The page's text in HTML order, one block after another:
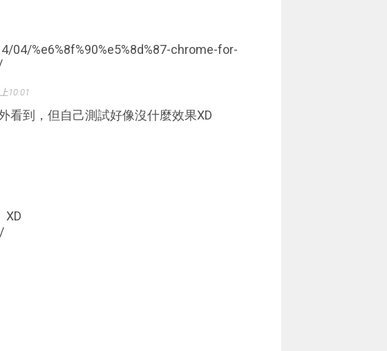
04/%e6%8f%90%e5%8d%87-chrome-for-
10:01
看到，但自己測試好像沒什麼效果XD
XD